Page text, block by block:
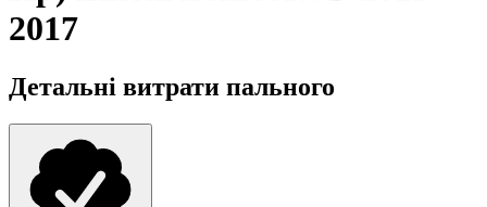
2017
Детальні витрати пального